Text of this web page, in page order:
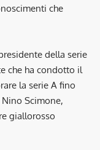
che
della serie
che ha condotto il
la serie A fino
Scimone,
giallorosso